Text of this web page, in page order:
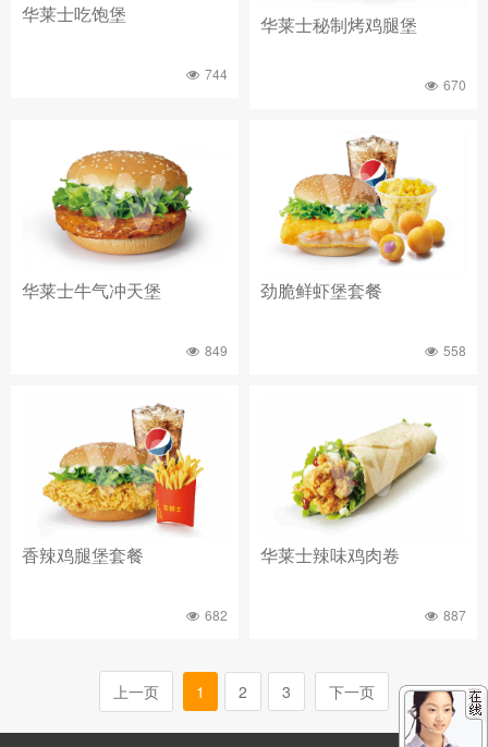
华莱士吃饱堡
744
华莱士秘制烤鸡腿堡
670
华莱士牛气冲天堡
849
劲脆鲜虾堡套餐
558
香辣鸡腿堡套餐
682
华莱士辣味鸡肉卷
887
上一页 1 2 3 下一页